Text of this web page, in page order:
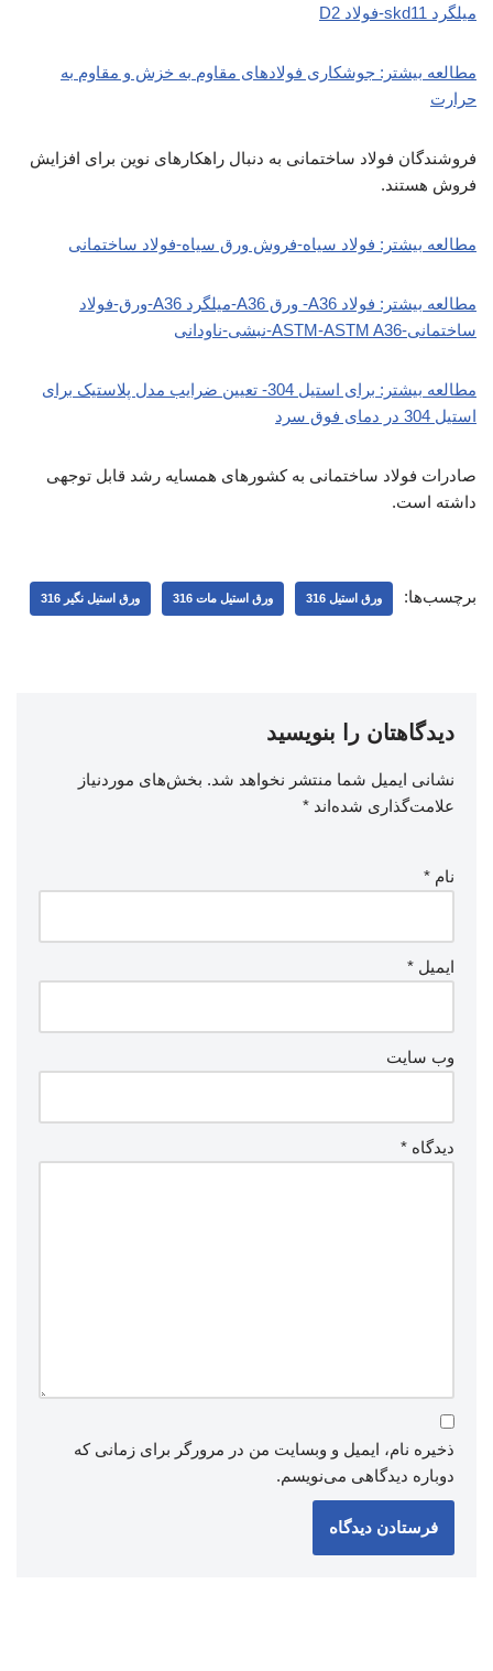
میلگرد skd11-فولاد D2
مطالعه بیشتر: جوشکاری فولادهای مقاوم به خزش و مقاوم به
حرارت
فروشندگان فولاد ساختمانی به دنبال راهکارهای نوین برای افزایش
فروش هستند.
مطالعه بیشتر: فولاد سیاه-فروش ورق سیاه-فولاد ساختمانی
مطالعه بیشتر: فولاد A36- ورق A36-میلگرد A36-ورق-فولاد
ساختمانی-ASTM-ASTM A36-نبشی-ناودانی
مطالعه بیشتر: برای استیل 304- تعیین ضرایب مدل پلاستیک برای
استیل 304 در دمای فوق سرد
صادرات فولاد ساختمانی به کشورهای همسایه رشد قابل توجهی
داشته است.
برچسب‌ها: ورق استیل 316 ورق استیل مات 316 ورق استیل نگیر 316
دیدگاهتان را بنویسید
نشانی ایمیل شما منتشر نخواهد شد. بخش‌های موردنیاز
علامت‌گذاری شده‌اند *
نام *
ایمیل *
وب‌ سایت
دیدگاه *
ذخیره نام، ایمیل و وبسایت من در مرورگر برای زمانی که
دوباره دیدگاهی می‌نویسم.